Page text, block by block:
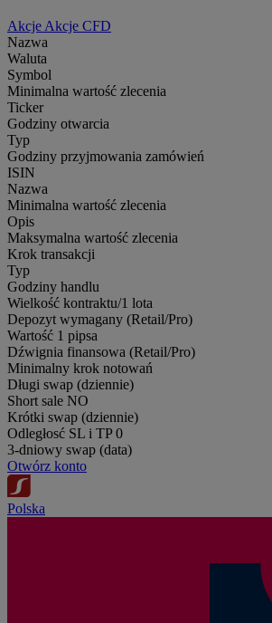
Akcje Akcje CFD
Nazwa
Waluta
Symbol
Minimalna wartość zlecenia
Ticker
Godziny otwarcia
Typ
Godziny przyjmowania zamówień
ISIN
Nazwa
Minimalna wartość zlecenia
Opis
Maksymalna wartość zlecenia
Krok transakcji
Typ
Godziny handlu
Wielkość kontraktu/1 lota
Depozyt wymagany (Retail/Pro)
Wartość 1 pipsa
Dźwignia finansowa (Retail/Pro)
Minimalny krok notowań
Długi swap (dziennie)
Short sale NO
Krótki swap (dziennie)
Odległosć SL i TP 0
3-dniowy swap (data)
Otwórz konto
Polska